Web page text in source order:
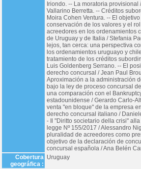
Iriondo. -- La moratoria provisional
Vallarino Berretta. -- Créditos
Moira Cohen Ventura. -- El
conservación de los valores y el
acreedores en los ordenamientos
de Uruguay y de Italia / Stefania
lejos, tan cerca: una perspectiva
los ordenamientos uruguayo y
tratamiento de los créditos
Luis Goldenberg Serrano. -- El
derecho concursal / Jean Paul
Aproximación a la administración
bajo la ley de proceso concursal
una comparación con el
estadounidense / Gerardo Carlo-
venta "en bloque" de la empresa
derecho concursal italiano /
- Il "Diritto societario della crisi"
legge Nº 155/2017 / Alessandro
pluralidad de acreedores como
objetivo de la declaración de
concursal española / Ana Belén
Cobertura
geográfica :
Uruguay